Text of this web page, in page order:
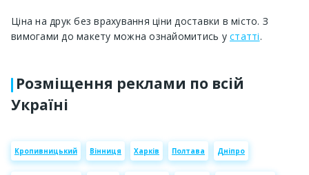
Ціна на друк без врахування ціни доставки в місто. З
вимогами до макету можна ознайомитись у статті.
Розміщення реклами по всій
Україні
Кропивницький Вінниця Харків Полтава Дніпро